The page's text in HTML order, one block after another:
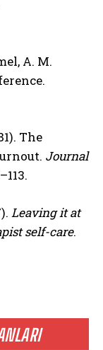
A. M.
The
Journal
Leaving it at
self-care.